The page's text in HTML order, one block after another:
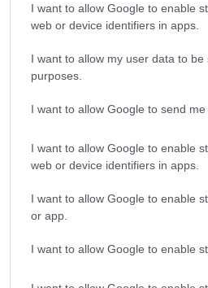
I want to allow Google to enable
web or device identifiers in apps.
I want to allow my user data to
purposes.
I want to allow Google to send
I want to allow Google to enable
web or device identifiers in apps.
I want to allow Google to enable
or app.
I want to allow Google to enable